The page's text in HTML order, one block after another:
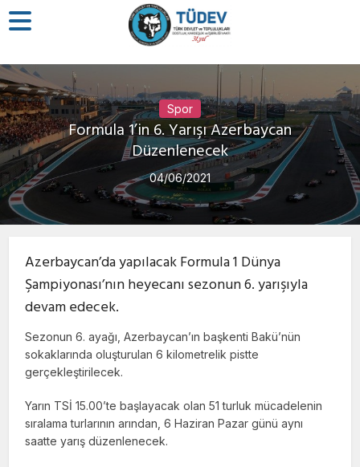
Spor
Formula 1’in 6. Yarışı Azerbaycan
Düzenlenecek
04/06/2021
Azerbaycan’da yapılacak Formula 1 Dünya
Şampiyonası’nın heyecanı sezonun 6. yarışıyla
devam edecek.
Sezonun 6. ayağı, Azerbaycan’ın başkenti Bakü’nün
sokaklarında oluşturulan 6 kilometrelik pistte
gerçekleştirilecek.
Yarın TSİ 15.00’te başlayacak olan 51 turluk mücadelenin
sıralama turlarının arından, 6 Haziran Pazar günü aynı
saatte yarış düzenlenecek.